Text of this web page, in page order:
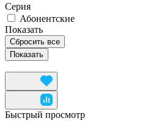
Серия
Абонентские
Показать
Сбросить все
Быстрый просмотр